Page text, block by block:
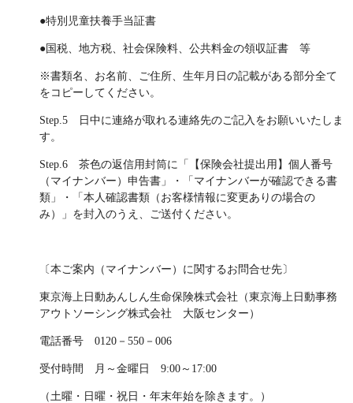
●特別児童扶養手当証書
●国税、地方税、社会保険料、公共料金の領収証書 等
※書類名、お名前、ご住所、生年月日の記載がある部分全て
をコピーしてください。
Step.5 日中に連絡が取れる連絡先のご記入をお願いいたしま
す。
Step.6 茶色の返信用封筒に「【保険会社提出用】個人番号
（マイナンバー）申告書」・「マイナンバーが確認できる書
類」・「本人確認書類（お客様情報に変更ありの場合の
み）」を封入のうえ、ご送付ください。
〔本ご案内（マイナンバー）に関するお問合せ先〕
東京海上日動あんしん生命保険株式会社（東京海上日動事務
アウトソーシング株式会社 大阪センター）
電話番号 0120－550－006
受付時間 月～金曜日 9:00～17:00
（土曜・日曜・祝日・年末年始を除きます。）